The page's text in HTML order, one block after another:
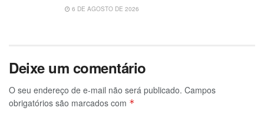
6 DE AGOSTO DE 2026
Deixe um comentário
O seu endereço de e-mail não será publicado. Campos
obrigatórios são marcados com *